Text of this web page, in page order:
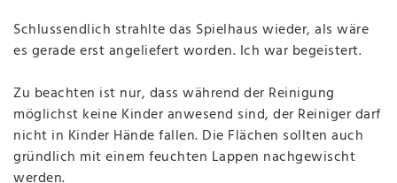
Schlussendlich strahlte das Spielhaus wieder, als wäre
es gerade erst angeliefert worden. Ich war begeistert.
Zu beachten ist nur, dass während der Reinigung
möglichst keine Kinder anwesend sind, der Reiniger darf
nicht in Kinder Hände fallen. Die Flächen sollten auch
gründlich mit einem feuchten Lappen nachgewischt